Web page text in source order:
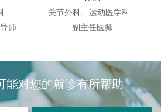
师
关节外科、运动医学科...
副主任医师
能对您的就诊有所帮助